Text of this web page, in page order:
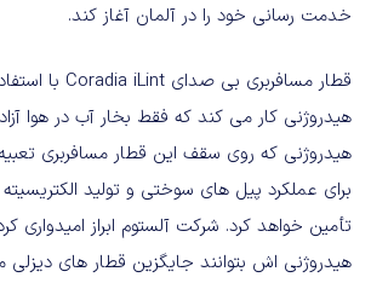
خدمت رسانی خود را در آلمان آغاز کند.
قطار مسافربری بی صدای Coradia iLint با استفاده از
هیدروژنی کار می کند که فقط بخار آب در هوا
هیدروژنی که روی سقف این قطار مسافربری
برای عملکرد پیل های سوختی و تولید الکتریسیته
تأمین خواهد کرد. شرکت آلستوم ابراز امیدواری
هیدروژنی اش بتوانند جایگزین قطار های